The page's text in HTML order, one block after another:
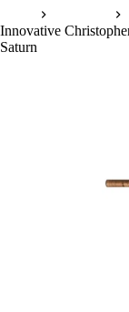
Innovative
Saturn